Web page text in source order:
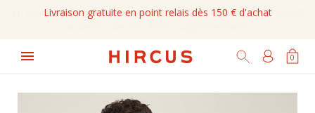
Livraison gratuite en point relais dès 150 € d'achat
0